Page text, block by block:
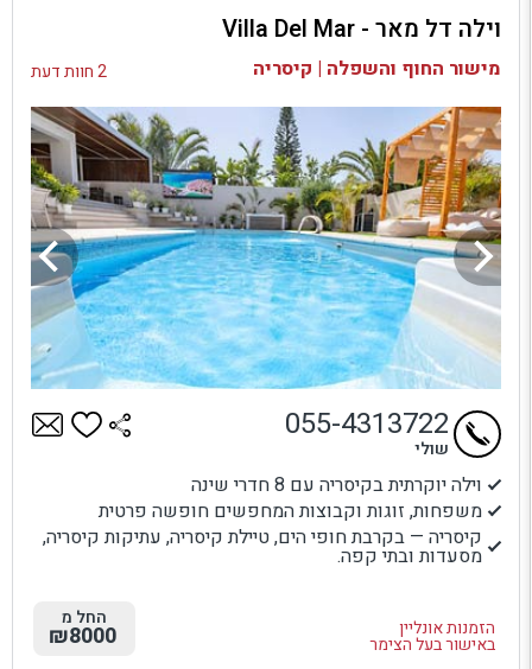
בדיקת זמינות ומחירים
וילה דל מאר - Villa Del Mar
מישור החוף והשפלה | קיסריה 2 חוות דעת
וילה יוקרתית בקיסריה עם 8 חדרי שינה
משפחות, זוגות וקבוצות המחפשים חופשה פרטית
קיסריה — בקרבת חופי הים, טיילת קיסריה, עתיקות קיסריה,
מסעדות ובתי קפה.
הזמנות אונליין
באישור בעל הצימר
055-4313722
שולי
החל מ
₪8000